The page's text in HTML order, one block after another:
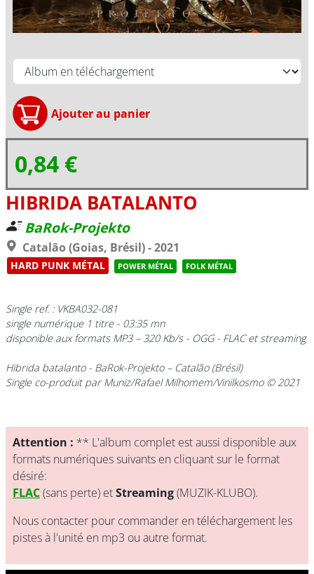
0,84 €
HIBRIDA BATALANTO
BaRok-Projekto
Catalão (Goias, Brésil) - 2021
HARD PUNK MÉTAL POWER MÉTAL FOLK MÉTAL
Single ref. : VKBA032-081
single numérique 1 titre - 03:35 mn
disponible aux formats MP3 – 320 Kb/s - OGG - FLAC et streaming
Hibrida batalanto- BaRok-Projekto – Catalão (Brésil)
Single co-produit par Muniz/Rafael Milhomem/Vinilkosmo © 2021
Attention : ** L'album complet est aussi disponible aux
formats numériques suivants en cliquant sur le format
désiré:
FLAC(sans perte) etStreaming(MUZIK-KLUBO).
Nous contacter pour commander en téléchargement les
pistes à l'unité en mp3 ou autre format.